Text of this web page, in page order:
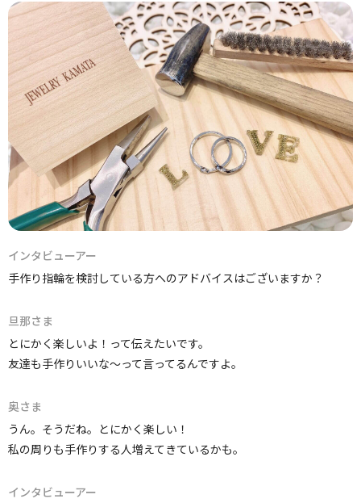
インタビューアー
手作り指輪を検討している方へのアドバイスはございますか？
旦那さま
とにかく楽しいよ！って伝えたいです。
友達も手作りいいな～って言ってるんですよ。
奥さま
うん。そうだね。とにかく楽しい！
私の周りも手作りする人増えてきているかも。
インタビューアー